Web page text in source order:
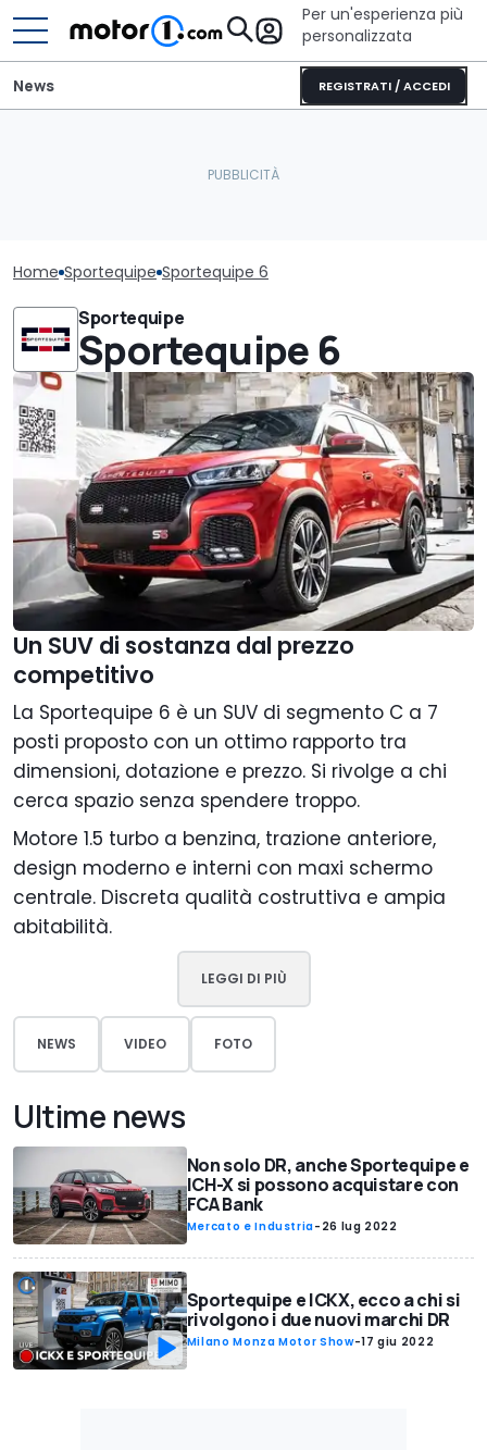
Per un'esperienza più
personalizzata
REGISTRATI / ACCEDI
News
Home Sportequipe Sportequipe 6
Sportequipe
Sportequipe 6
Un SUV di sostanza dal prezzo
competitivo
La Sportequipe 6 è un SUV di segmento C a 7
posti proposto con un ottimo rapporto tra
dimensioni, dotazione e prezzo. Si rivolge a chi
cerca spazio senza spendere troppo.
Motore 1.5 turbo a benzina, trazione anteriore,
design moderno e interni con maxi schermo
centrale. Discreta qualità costruttiva e ampia
abitabilità.
LEGGI DI PIÙ
NEWS VIDEO FOTO
Ultime news
Non solo DR, anche Sportequipe e
ICH-X si possono acquistare con
FCA Bank
Mercato e Industria- 26 lug 2022
Sportequipe e ICKX, ecco a chi si
rivolgono i due nuovi marchi DR
Milano Monza Motor Show-17 giu 2022